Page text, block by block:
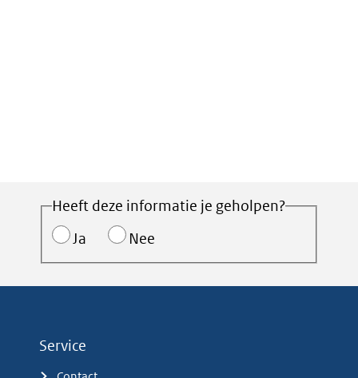
Heeft deze informatie je geholpen?
Ja
Nee
Service